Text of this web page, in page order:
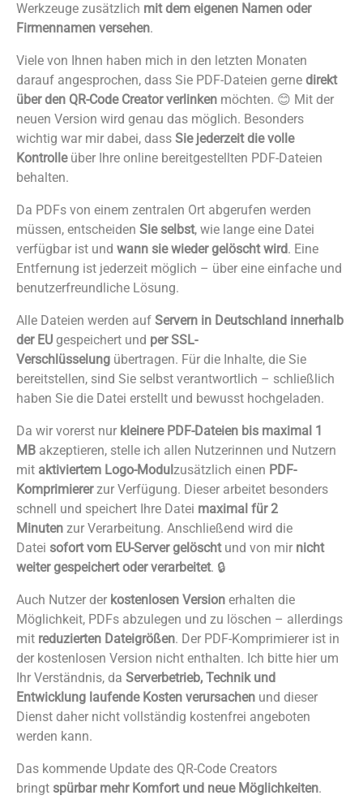
Werkzeuge zusätzlich mit dem eigenen Namen oder
Firmennamen versehen.
Viele von Ihnen haben mich in den letzten Monaten
darauf angesprochen, dass Sie PDF-Dateien gerne direkt
über den QR-Code Creator verlinken möchten. 😊 Mit der
neuen Version wird genau das möglich. Besonders
wichtig war mir dabei, dass Sie jederzeit die volle
Kontrolleüber Ihre online bereitgestellten PDF-Dateien
behalten.
Da PDFs von einem zentralen Ort abgerufen werden
müssen, entscheiden Sie selbst, wie lange eine Datei
verfügbar ist und wann sie wieder gelöscht wird. Eine
Entfernung ist jederzeit möglich – über eine einfache und
benutzerfreundliche Lösung.
Alle Dateien werden auf Servern in Deutschland innerhalb
der EU gespeichert und per SSL-
Verschlüsselung übertragen. Für die Inhalte, die Sie
bereitstellen, sind Sie selbst verantwortlich – schließlich
haben Sie die Datei erstellt und bewusst hochgeladen.
Da wir vorerst nur kleinere PDF-Dateien bis maximal 1
MB akzeptieren, stelle ich allen Nutzerinnen und Nutzern
mit aktiviertem Logo-Modulzusätzlich einen PDF-
Komprimiererzur Verfügung. Dieser arbeitet besonders
schnell und speichert Ihre Datei maximal für 2
Minuten zur Verarbeitung. Anschließend wird die
Datei sofort vom EU-Server gelöschtund von mir nicht
weiter gespeichert oder verarbeitet. 🔒
Auch Nutzer der kostenlosen Version erhalten die
Möglichkeit, PDFs abzulegen und zu löschen – allerdings
mit reduzierten Dateigrößen. Der PDF-Komprimierer ist in
der kostenlosen Version nicht enthalten. Ich bitte hier um
Ihr Verständnis, da Serverbetrieb, Technik und
Entwicklung laufende Kosten verursachen und dieser
Dienst daher nicht vollständig kostenfrei angeboten
werden kann.
Das kommende Update des QR-Code Creators
bringt spürbar mehr Komfort und neue Möglichkeiten.